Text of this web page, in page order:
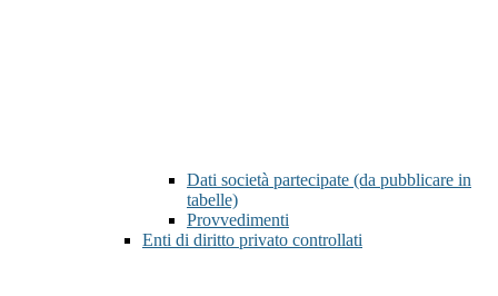
Dati società partecipate (da pubblicare in
tabelle)
Provvedimenti
Enti di diritto privato controllati